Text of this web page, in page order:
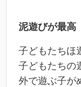
泥遊びが最高
子どもたちほ
子どもたちの
外で遊ぶ子が